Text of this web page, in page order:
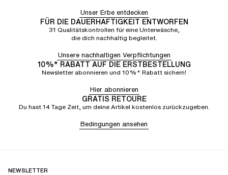
Unser Erbe entdecken
FÜR DIE DAUERHAFTIGKEIT ENTWORFEN
31 Qualitätskontrollen für eine Unterwäsche,
die dich nachhaltig begleitet.
Unsere nachhaltigen Verpflichtungen
10%* RABATT AUF DIE ERSTBESTELLUNG
Newsletter abonnieren und 10%* Rabatt sichern!
Hier abonnieren
GRATIS RETOURE
Du hast 14 Tage Zeit, um deine Artikel kostenlos zurückzugeben.
Bedingungen ansehen
NEWSLETTER